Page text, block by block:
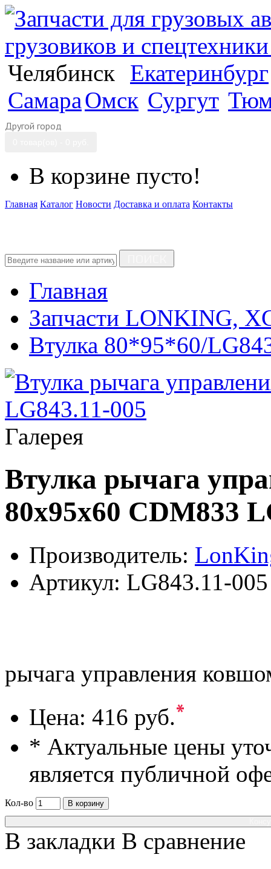
Челябинск
Екатеринбург
СамараОмск Сургут
Другой город
В корзине пусто!
Главная Каталог Новости Доставка и оплата Контакты
Главная
Запчасти LONKING,
Втулка 80*95*60/
Галерея
Втулка рычага
80x95x60 CDM833
Производитель:
Артикул: LG843.11-005
рычага управления
Цена: 416 руб.*
* Актуальные цены
является публичной
Кол-во
В корзину
В закладки В сравнение